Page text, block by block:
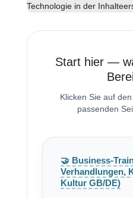
Technologie in der
Start hier —
Klicken Sie auf den
passenden
🤝 Business-
Verhandlungen,
Kultur GB/DE)